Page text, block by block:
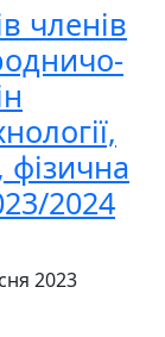
членів
фізична
2024
2023